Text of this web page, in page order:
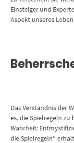
Einsteiger und
Aspekt unseres
Das Verständnis der
es, die Spielregeln zu
Wahrheit:
die Spielregeln“